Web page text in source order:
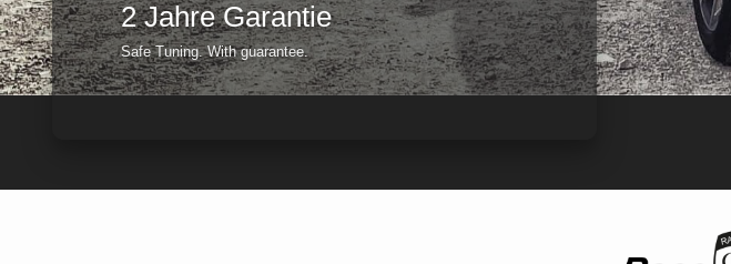
2 Jahre Garantie
Safe Tuning. With guarantee.